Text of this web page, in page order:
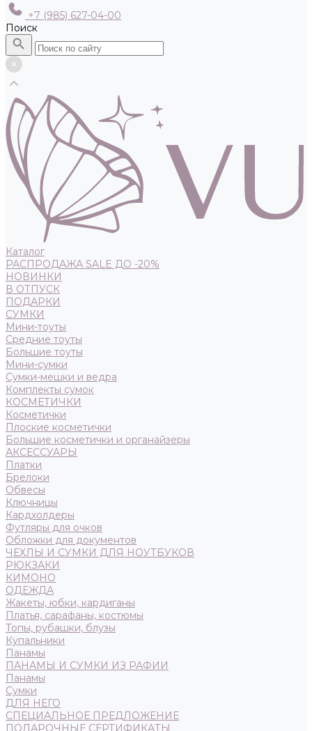
+7 (985) 627-04-00
Поиск
Каталог
РАСПРОДАЖА SALE ДО -20%
НОВИНКИ
В ОТПУСК
ПОДАРКИ
СУМКИ
Мини-тоуты
Средние тоуты
Большие тоуты
Мини-сумки
Сумки-мешки и ведра
Комплекты сумок
КОСМЕТИЧКИ
Косметички
Плоские косметички
Большие косметички и органайзеры
АКСЕССУАРЫ
Платки
Брелоки
Обвесы
Ключницы
Кардхолдеры
Футляры для очков
Обложки для документов
ЧЕХЛЫ И СУМКИ ДЛЯ НОУТБУКОВ
РЮКЗАКИ
КИМОНО
ОДЕЖДА
Жакеты, юбки, кардиганы
Платья, сарафаны, костюмы
Топы, рубашки, блузы
Купальники
Панамы
ПАНАМЫ И СУМКИ ИЗ РАФИИ
Панамы
Сумки
ДЛЯ НЕГО
СПЕЦИАЛЬНОЕ ПРЕДЛОЖЕНИЕ
ПОДАРОЧНЫЕ СЕРТИФИКАТЫ